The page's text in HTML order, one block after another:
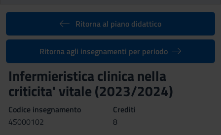
Ritorna al piano didattico
Ritorna agli insegnamenti per periodo
Infermieristica clinica nella
criticita' vitale (2023/2024)
Codice insegnamento
4S000102
Crediti
8